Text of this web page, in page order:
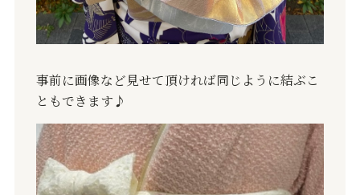
事前に画像など見せて頂ければ同じように結ぶこ
ともできます ♪︎